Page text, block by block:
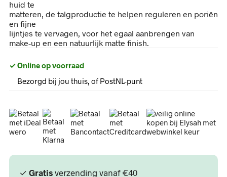
huid te
matteren, de talgproductie te helpen reguleren en poriën
en fijne
lijntjes te vervagen, voor het egaal aanbrengen van
make-up en een natuurlijk matte finish.
✓ Online op voorraad
Bezorgd bij jou thuis, of PostNL-punt
✓ Gratis verzending vanaf €40